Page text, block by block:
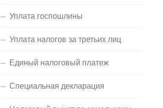
Уплата госпошлины
Уплата налогов за третьих лиц
Единый налоговый платеж
Специальная декларация